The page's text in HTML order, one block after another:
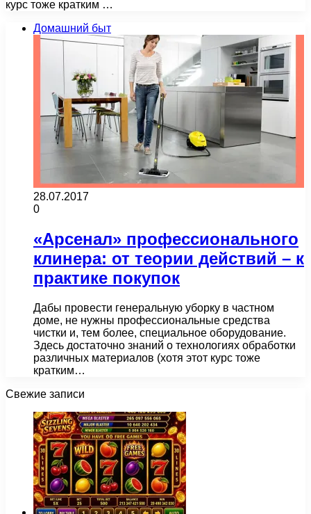
курс тоже кратким …
Домашний быт
28.07.2017
0
«Арсенал» профессионального
клинера: от теории действий – к
практике покупок
Дабы провести генеральную уборку в частном
доме, не нужны профессиональные средства
чистки и, тем более, специальное оборудование.
Здесь достаточно знаний о технологиях обработки
различных материалов (хотя этот курс тоже
кратким…
Свежие записи